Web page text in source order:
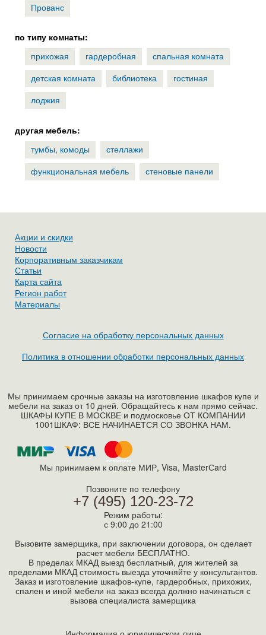
Прованс
по типу комнаты:
прихожая
гардеробная
спальная комната
детская комната
библиотека
гостиная
лоджия
другая мебель:
тумбы, комоды
стеллажи
функциональная мебель
стеновые панели
Акции и скидки
Новости
Корпоративным заказчикам
Статьи
Карта сайта
Регион работ
Материалы
Согласие на обработку персональных данных
Политика в отношении обработки персональных данных
Мы принимаем срочные заказы на изготовление шкафов купе и
мебели на заказ от 10 дней. Обращайтесь к нам прямо сейчас.
ШКАФЫ КУПЕ В МОСКВЕ и подмосковье ОТ КОМПАНИИ
1001ШКАФ: ВСЕ НАЧИНАЕТСЯ СО ЗВОНКА НАМ.
Мы принимаем к оплате МИР, Visa, MasterСard
Позвоните по телефону
+7 (495) 120-23-72
Режим работы:
с 9:00 до 21:00
Вызовите замерщика, при заключении договора, он сделает
расчет мебели БЕСПЛАТНО.
В пределах МКАД выезд бесплатный, для жителей за
пределами МКАД стоимость выезда уточняйте у консультантов.
Заказ и изготовление шкафов-купе, гардеробных, прихожих,
спален и иной мебели на заказ всегда должно начинаться с
вызова специалиста замерщика